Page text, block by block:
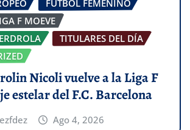
FÚTBOL FEMENINO
F MOEVE
TITULARES DEL DÍA
Nicoli vuelve a la Liga F
estelar del F.C. Barcelona
Ago 4, 2026